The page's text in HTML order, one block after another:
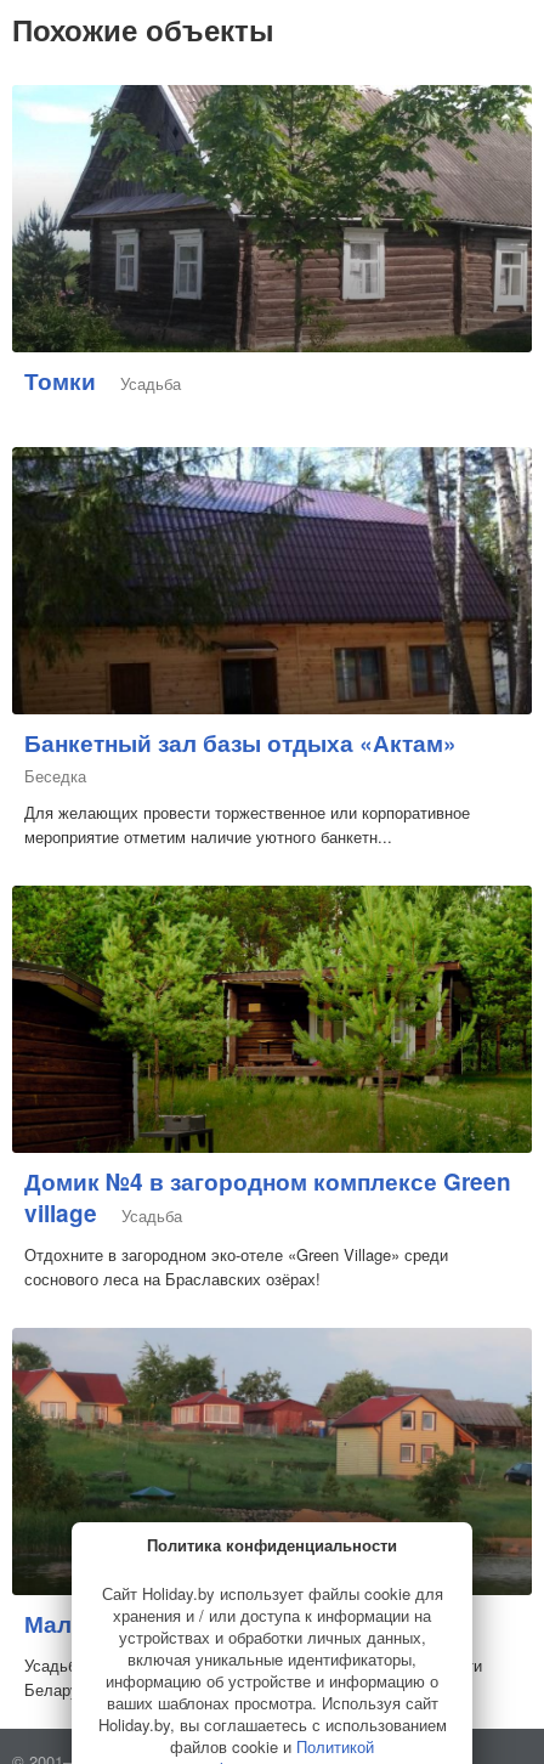
Похожие объекты
Томки Усадьба
Банкетный зал базы отдыха «Актам»
Беседка
Для желающих провести торжественное или корпоративное
мероприятие отметим наличие уютного банкетн...
Домик №4 в загородном комплексе Green
village
Усадьба
Отдохните в загородном эко-отеле «Green Village» среди
соснового леса на Браславских озёрах!
Маленькая страна
Усадьба
Усадьба «Маленькая страна» находится в Витебской области
Беларуси, на берегу озера Идолто
Политика конфиденциальности
Сайт Holiday.by использует файлы cookie для
хранения и / или доступа к информации на
устройствах и обработки личных данных,
включая уникальные идентификаторы,
информацию об устройстве и информацию о
ваших шаблонах просмотра. Используя сайт
Holiday.by, вы соглашаетесь с использованием
файлов cookie и Политикой